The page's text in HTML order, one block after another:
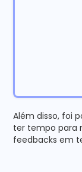
Além disso, foi
ter tempo para
feedbacks em